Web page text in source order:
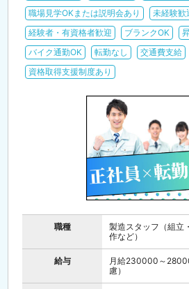
職場見学OKまたは説明会あり
未経験歓
経験者・有資格者歓迎
ブランクOK
バイク通勤OK
転勤なし 交通費支給
資格取得支援制度あり
職種
製造スタッフ（組立
作など）
給与
月給230000～
慮）